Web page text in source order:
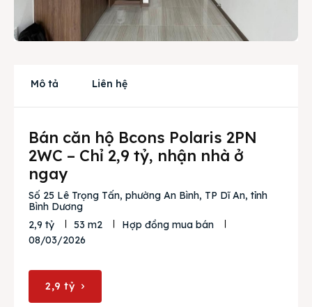
Cho thuê
Liên hệ
Search
Mô tả Liên hệ
Bán căn hộ Bcons Polaris 2PN
2WC – Chỉ 2,9 tỷ, nhận nhà ở
ngay
Số 25 Lê Trọng Tấn, phường An Bình, TP Dĩ An, tỉnh
Bình Dương
2,9 tỷ
53 m2
Hợp đồng mua bán
08/03/2026
2,9 tỷ